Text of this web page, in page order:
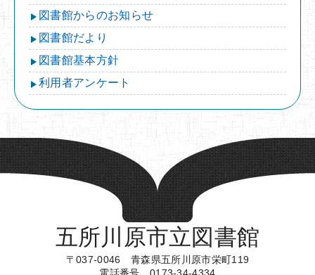
図書館からのお知らせ
図書館だより
図書館基本方針
利用者アンケート
五所川原市立図書館
〒037-0046 青森県五所川原市栄町119
電話番号 0173-34-4334